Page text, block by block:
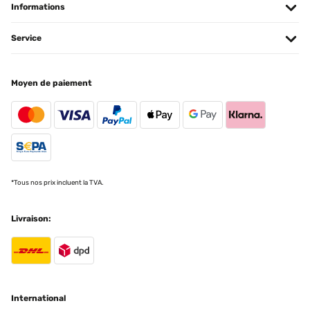
26/03/2024
Traduire
trés beau belle finition et trés bien emballé rien à redire
Utilisateur d'Amazon
Traduire
Informations
Service
Moyen de paiement
*Tous nos prix incluent la TVA.
Livraison:
International